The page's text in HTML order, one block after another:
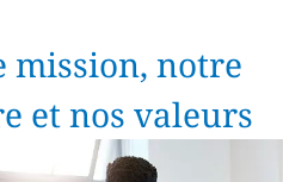
mission, notre
et nos valeurs